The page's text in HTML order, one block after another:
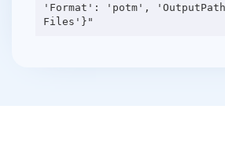
'Format': 'potm',